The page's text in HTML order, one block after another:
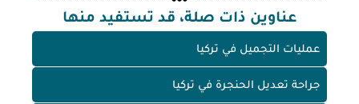
عناوين ذات صلة، قد تستفيد منها
عمليات التجميل في تركيا
جراحة تعديل الحنجرة في تركيا